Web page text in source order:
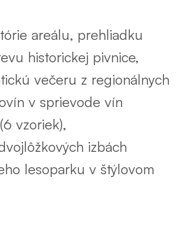
areálu, prehliadku
historickej pivnice,
večeru z regionálnych
v sprievode vín
vzoriek),
izbách
lesoparku v štýlovom